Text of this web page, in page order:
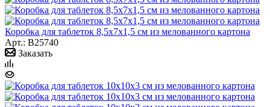
Коробка для таблеток 8,5х7х1,5 см из мелованного картона
Арт.: B25740
Заказать